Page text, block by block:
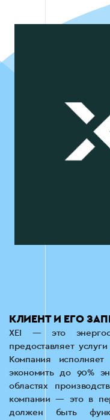
КЛИЕНТ И ЕГО
ХЕІ — это
предоставляет
Компания
экономить до 90%
областях
компании — это в
должен быть